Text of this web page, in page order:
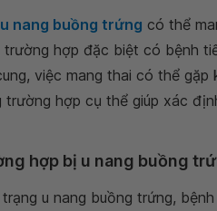
u nang buồng trứng có thể
trường hợp đặc biệt có bệnh
việc mang thai có thể
trường hợp cụ thể giúp xác
hợp bị u nang buồng
u nang buồng trứng,